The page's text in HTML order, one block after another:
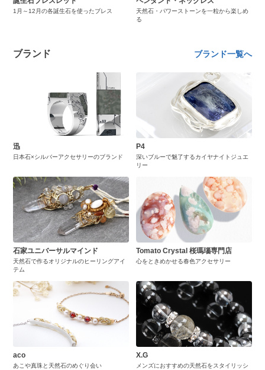
1月～12月の各誕生石を使ったブレス
天然石・パワーストーンを一粒から楽しめ
る
ブランド ブランド一覧へ
迅
日本石×シルバーアクセサリーのブランド
P4
深いブルーで魅了するカイヤナイトジュエ
リー
石家ユニバーサルマインド
天然石で作るオリジナルのヒーリングアイ
テム
Tomato Crystal 桜瑪瑙専門店
心をときめかせる春色アクセサリー
aco
あこや真珠と天然石のめぐり会い
X.G
メンズにおすすめの天然石をスタイリッシ